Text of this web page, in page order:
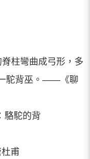
柱彎曲成弓形，多
駝背巫。——《聊
駱駝的背
甫